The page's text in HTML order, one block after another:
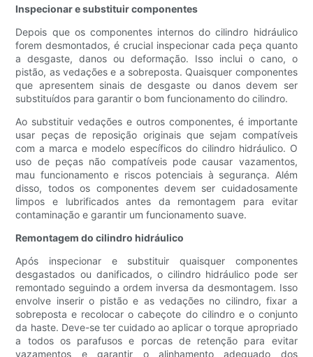
Inspecionar e substituir componentes
Depois que os componentes internos do cilindro hidráulico
forem desmontados, é crucial inspecionar cada peça quanto
a desgaste, danos ou deformação. Isso inclui o cano, o
pistão, as vedações e a sobreposta. Quaisquer componentes
que apresentem sinais de desgaste ou danos devem ser
substituídos para garantir o bom funcionamento do cilindro.
Ao substituir vedações e outros componentes, é importante
usar peças de reposição originais que sejam compatíveis
com a marca e modelo específicos do cilindro hidráulico. O
uso de peças não compatíveis pode causar vazamentos,
mau funcionamento e riscos potenciais à segurança. Além
disso, todos os componentes devem ser cuidadosamente
limpos e lubrificados antes da remontagem para evitar
contaminação e garantir um funcionamento suave.
Remontagem do cilindro hidráulico
Após inspecionar e substituir quaisquer componentes
desgastados ou danificados, o cilindro hidráulico pode ser
remontado seguindo a ordem inversa da desmontagem. Isso
envolve inserir o pistão e as vedações no cilindro, fixar a
sobreposta e recolocar o cabeçote do cilindro e o conjunto
da haste. Deve-se ter cuidado ao aplicar o torque apropriado
a todos os parafusos e porcas de retenção para evitar
vazamentos e garantir o alinhamento adequado dos